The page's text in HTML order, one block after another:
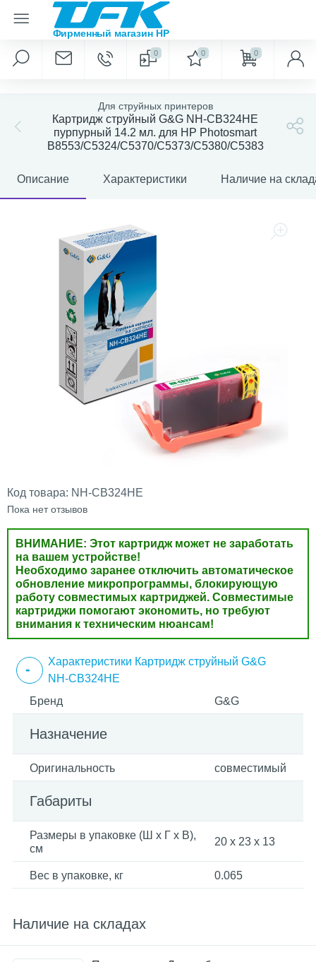
0 0 0
Для струйных принтеров
Картридж струйный G&G NH-CB324HE
пурпурный 14.2 мл. для HP Photosmart
B8553/C5324/C5370/C5373/C5380/C5383
Описание Характеристики Наличие на
Код товара: NH-CB324HE
Пока нет отзывов
ВНИМАНИЕ: Этот картридж может не заработать
на вашем устройстве!
Необходимо заранее отключить автоматическое
обновление микропрограммы, блокирующую
работу совместимых картриджей. Совместимые
картриджи помогают экономить, но требуют
внимания к техническим нюансам!
Характеристики Картридж струйный G&G
NH-CB324HE
Бренд
G&G
Назначение
Оригинальность совместимый
Габариты
Размеры в упаковке (Ш x Г x В),
см
20 x 23 x 13
Вес в упаковке, кг 0.065
Наличие на складах